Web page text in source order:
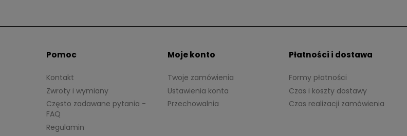
Pomoc
Kontakt
Zwroty i wymiany
Często zadawane pytania -
FAQ
Regulamin
Moje konto
Twoje zamówienia
Ustawienia konta
Przechowalnia
Płatności i dostawa
Formy płatności
Czas i koszty dostawy
Czas realizacji zamówienia